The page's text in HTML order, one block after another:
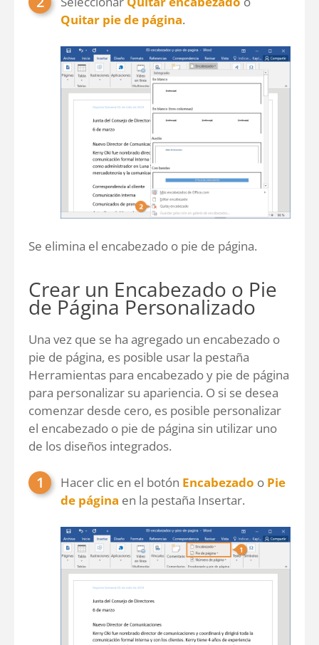
Quitar pie de página.
Se elimina el encabezado o pie de página.
Crear un Encabezado o Pie
de Página Personalizado
Una vez que se ha agregado un encabezado o
pie de página, es posible usar la pestaña
Herramientas para encabezado y pie de página
para personalizar su apariencia. O si se desea
comenzar desde cero, es posible personalizar
el encabezado o pie de página sin utilizar uno
de los diseños integrados.
Hacer clic en el botón Encabezado o Pie
de página en la pestaña Insertar.